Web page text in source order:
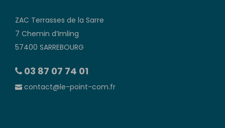
ZAC Terrasses de la Sarre
7 Chemin d’Imling
57400 SARREBOURG
03 87 07 74 01
contact@le-point-com.fr